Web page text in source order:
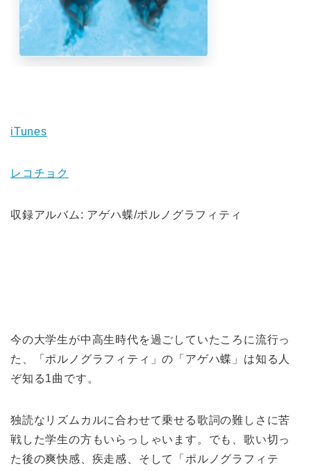
iTunes
レコチョク
収録アルバム: アゲハ蝶/ポルノグラフィティ
今の大学生が中高生時代を過ごしていたころに流行っ
た、「ポルノグラフィティ」の「アゲハ蝶」は知る人
ぞ知る1曲です。
独読なリズムカルに合わせて乗せる歌詞の難しさに苦
戦した学生の方もいらっしゃいます。でも、歌い切っ
た後の爽快感、疾走感、そして「ポルノグラフィテ